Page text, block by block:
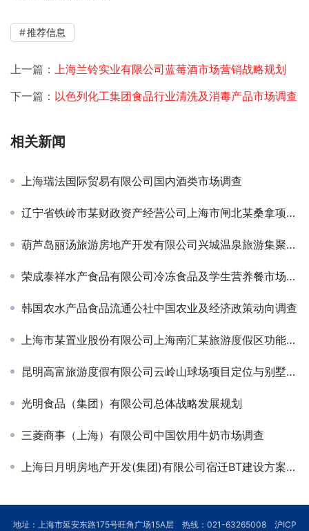
推荐信息
上一篇： 上海兰铃实业有限公司蓝莓酒市场营销战略规划
下一篇： 以色列化工集团食品行业清洗及消毒产品市场调查
相关新闻
上海瑞法国际贸易有限公司国内酒类市场调查
辽宁省铁岭市某财政资产经营公司上海市闸北某桑拿项目投资机会研究
葫芦岛丽汤旅游房地产开发有限公司兴城温泉旅游集聚区规划
荣成泰祥水产食品有限公司冷冻食品及学生营养餐市场发展规划
韩国农水产品食品流通公社中国农业及经济政策动向调查
上海市某置业股份有限公司上海南汇某旅游度假区功能论证
昆明高富旅游度假有限公司云岭山球场项目定位与别墅开发方案
光明食品（集团）有限公司总体战略发展规划
三菱商事（上海）有限公司中国饮用牛奶市场调查
上海日月明房地产开发(集团)有限公司宿迁BT建设方案规划
地址：上海市延安东路175号旺角广场15A层 热线：021-63265008 沪ICP